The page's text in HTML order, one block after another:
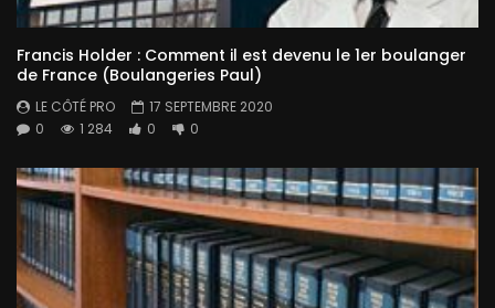
Francis Holder : Comment il est devenu le 1er boulanger
de France (Boulangeries Paul)
LE CÔTÉ PRO
17 SEPTEMBRE 2020
0
1 284 0 0